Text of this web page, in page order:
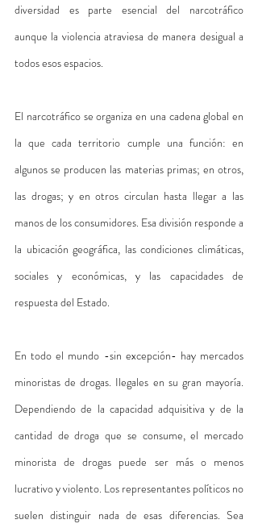
diversidad es parte esencial del narcotráfico
aunque la violencia atraviesa de manera desigual a
todos esos espacios.
El narcotráfico se organiza en una cadena global en
la que cada territorio cumple una función: en
algunos se producen las materias primas; en otros,
las drogas; y en otros circulan hasta llegar a las
manos de los consumidores. Esa división responde a
la ubicación geográfica, las condiciones climáticas,
sociales y económicas, y las capacidades de
respuesta del Estado.
En todo el mundo -sin excepción- hay mercados
minoristas de drogas. Ilegales en su gran mayoría.
Dependiendo de la capacidad adquisitiva y de la
cantidad de droga que se consume, el mercado
minorista de drogas puede ser más o menos
lucrativo y violento. Los representantes políticos no
suelen distinguir nada de esas diferencias. Sea